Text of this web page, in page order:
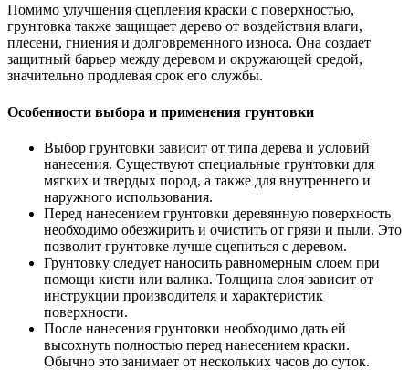
Помимо улучшения сцепления краски с поверхностью,
грунтовка также защищает дерево от воздействия влаги,
плесени, гниения и долговременного износа. Она создает
защитный барьер между деревом и окружающей средой,
значительно продлевая срок его службы.
Особенности выбора и применения грунтовки
Выбор грунтовки зависит от типа дерева и условий
нанесения. Существуют специальные грунтовки для
мягких и твердых пород, а также для внутреннего и
наружного использования.
Перед нанесением грунтовки деревянную поверхность
необходимо обезжирить и очистить от грязи и пыли. Это
позволит грунтовке лучше сцепиться с деревом.
Грунтовку следует наносить равномерным слоем при
помощи кисти или валика. Толщина слоя зависит от
инструкции производителя и характеристик
поверхности.
После нанесения грунтовки необходимо дать ей
высохнуть полностью перед нанесением краски.
Обычно это занимает от нескольких часов до суток.